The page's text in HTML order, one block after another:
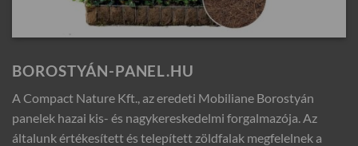
BOROSTYÁN-PANEL.HU
A Compact Nature Kft., az eredeti Mobiliane Borostyán
panelek hazai kis- és nagykereskedelmi forgalmazója. Az
általunk értékesített és telepített zöldfalak megfelelnek a